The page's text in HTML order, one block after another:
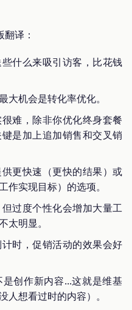
译：
什么来吸引访客，比花钱
大机会是转化率优化。
难，除非你优化终身套餐
是加上追加销售和交叉销
更快速（更快的结果）或
作实现目标）的选项。
过度个性化会增加大量工
太明显。
时，促销活动的效果会好
创作新内容...这就是维基
人想看过时的内容）。